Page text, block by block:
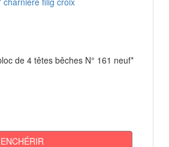
de 4 têtes bêches N° 161 neuf*
ENCHÉRIR